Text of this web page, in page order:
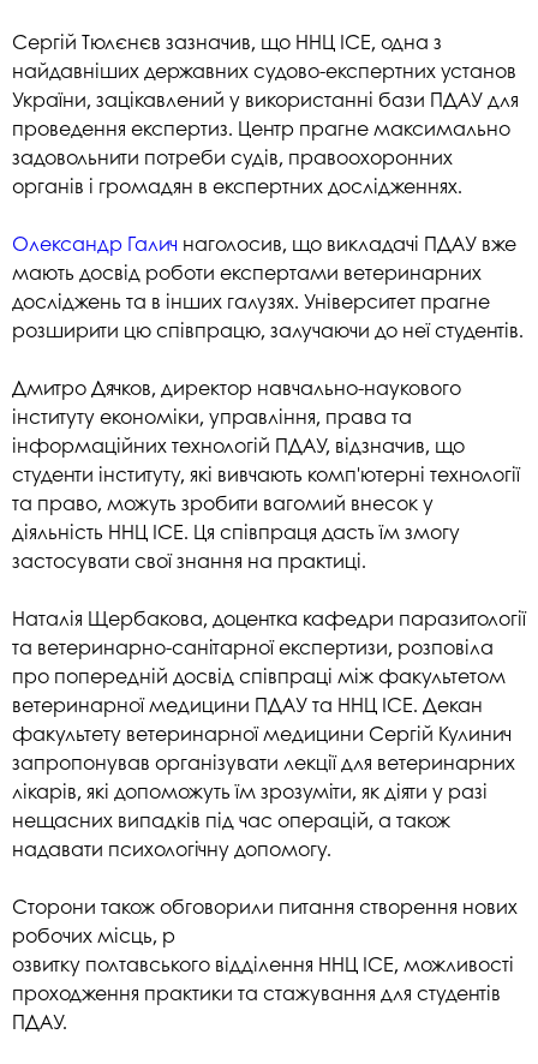
Сергій Тюлєнєв зазначив, що ННЦ ІСЕ, одна з
найдавніших державних судово-експертних установ
України, зацікавлений у використанні бази ПДАУ для
проведення експертиз. Центр прагне максимально
задовольнити потреби судів, правоохоронних
органів і громадян в експертних дослідженнях.
Олександр Галич наголосив, що викладачі ПДАУ вже
мають досвід роботи експертами ветеринарних
досліджень та в інших галузях. Університет прагне
розширити цю співпрацю, залучаючи до неї студентів.
Дмитро Дячков, директор навчально-наукового
інституту економіки, управління, права та
інформаційних технологій ПДАУ, відзначив, що
студенти інституту, які вивчають комп'ютерні технології
та право, можуть зробити вагомий внесок у
діяльність ННЦ ІСЕ. Ця співпраця дасть їм змогу
застосувати свої знання на практиці.
Наталія Щербакова, доцентка кафедри паразитології
та ветеринарно-санітарної експертизи, розповіла
про попередній досвід співпраці між факультетом
ветеринарної медицини ПДАУ та ННЦ ІСЕ. Декан
факультету ветеринарної медицини Сергій Кулинич
запропонував організувати лекції для ветеринарних
лікарів, які допоможуть їм зрозуміти, як діяти у разі
нещасних випадків під час операцій, а також
надавати психологічну допомогу.
Сторони також обговорили питання створення нових
робочих місць, р
озвитку полтавського відділення ННЦ ІСЕ, можливості
проходження практики та стажування для студентів
ПДАУ.